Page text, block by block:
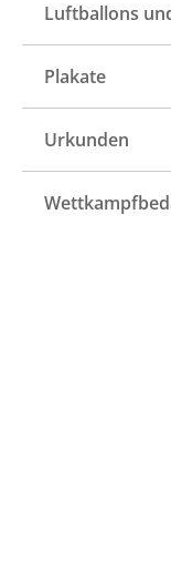
Luftballons
Plakate
Urkunden